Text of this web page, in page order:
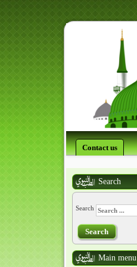
Contact us
Search
Search
Search
Main menu